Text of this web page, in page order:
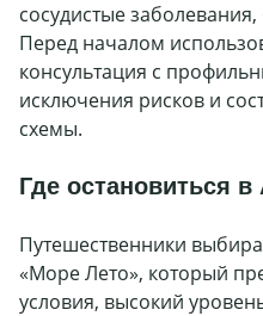
сосудистые
Перед началом
консультация с
исключения рисков и
схемы.
Где остановиться в
Путешественники
«Море Лето», который
условия, высокий